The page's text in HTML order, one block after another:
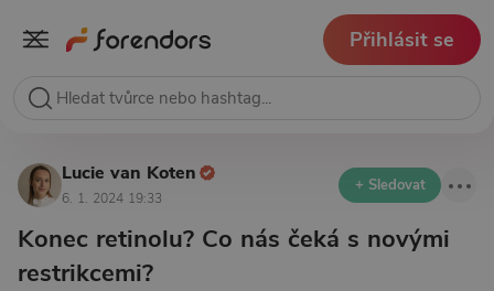
Přihlásit se
Lucie van Koten
6. 1. 2024 19:33
+ Sledovat
Konec retinolu? Co nás čeká s novými
restrikcemi?